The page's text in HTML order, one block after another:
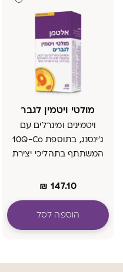
מולטי ויטמין לגבר
ויטמינים ומינרלים עם
ג'ינסנג, בתוספת 10Q-Co
המשתתף בתהליכי יצירת
₪ 147.10
הוספה לסל